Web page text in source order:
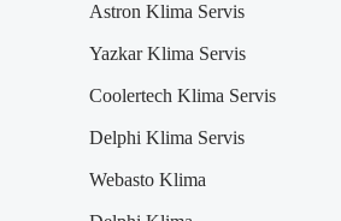
Astron Klima Servis
Yazkar Klima Servis
Coolertech Klima Servis
Delphi Klima Servis
Webasto Klima